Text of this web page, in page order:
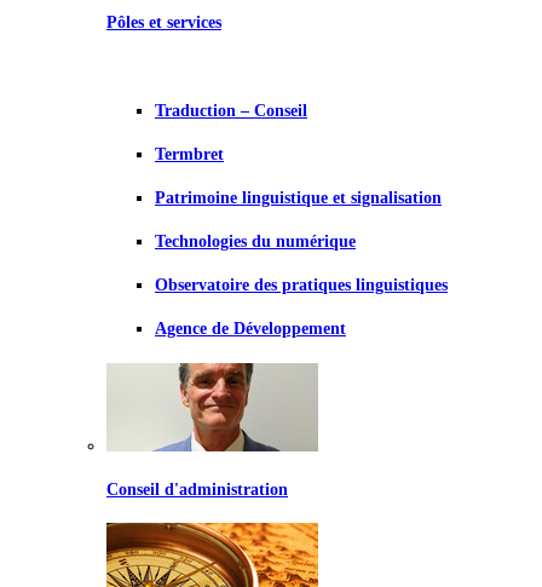
Pôles et services
Traduction – Conseil
Termbret
Patrimoine linguistique et signalisation
Technologies du numérique
Observatoire des pratiques linguistiques
Agence de Développement
Conseil d'administration